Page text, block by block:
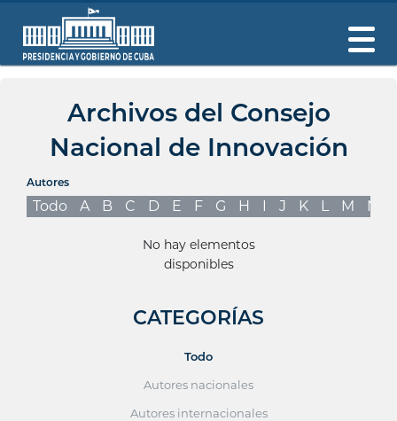
Archivos del Consejo
Nacional de Innovación
Autores
Todo A B C D E F G H I J K L M N
No hay elementos
disponibles
CATEGORÍAS
Todo
Autores nacionales
Autores internacionales